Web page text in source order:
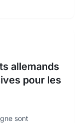
allemands
pour les
sont